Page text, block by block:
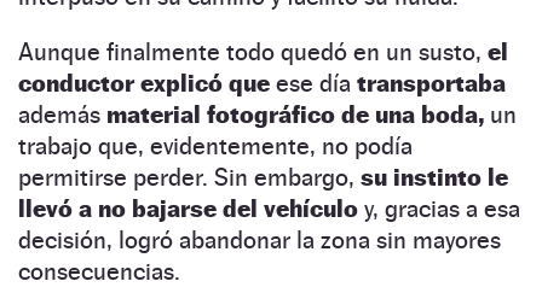
Aunque finalmente todo quedó en un susto, el
conductor explicó que ese día transportaba
además material fotográfico de una boda, un
trabajo que, evidentemente, no podía
permitirse perder. Sin embargo, su instinto le
llevó a no bajarse del vehículo y, gracias a esa
decisión, logró abandonar la zona sin mayores
consecuencias.